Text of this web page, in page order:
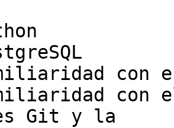
Git y la